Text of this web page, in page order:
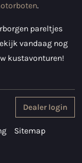
.
pareltjes
vandaag nog
kustavonturen!
Dealer login
Sitemap